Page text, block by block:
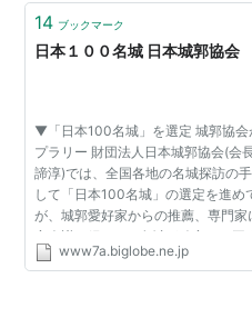
14 ブックマーク
日本１００名城 日本城郭協会
▼「日本100名城」を選定 城郭協会
プラリー 財団法人日本城郭協会(会
諦淳)では、全国各地の名城探訪の
して「日本100名城」の選定を進め
が、城郭愛好家からの推薦、専門家
定会議を経て100名城が確定し、平
月13日に発表された。 ▲このバーを
www7a.biglobe.ne.jp